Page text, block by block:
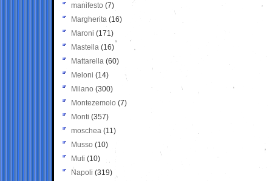
manifesto (7)
Margherita (16)
Maroni (171)
Mastella (16)
Mattarella (60)
Meloni (14)
Milano (300)
Montezemolo (7)
Monti (357)
moschea (11)
Musso (10)
Muti (10)
Napoli (319)